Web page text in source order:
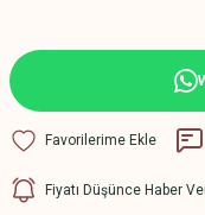
Fiyatı Düşünce Haber